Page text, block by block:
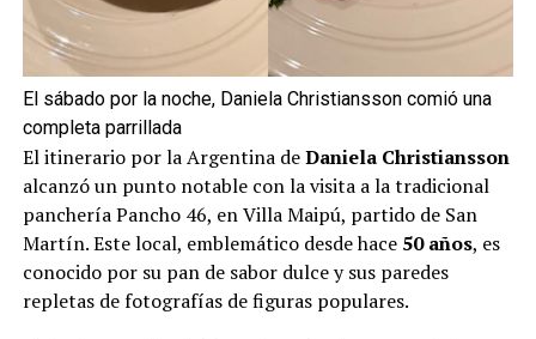
El sábado por la noche, Daniela Christiansson comió una
completa parrillada
El itinerario por la Argentina deDaniela Christiansson
alcanzó un punto notable con la visita a la tradicional
panchería Pancho 46, en Villa Maipú, partido de San
Martín. Este local, emblemático desde hace 50 años, es
conocido por su pan de sabor dulce y sus paredes
repletas de fotografías de figuras populares.